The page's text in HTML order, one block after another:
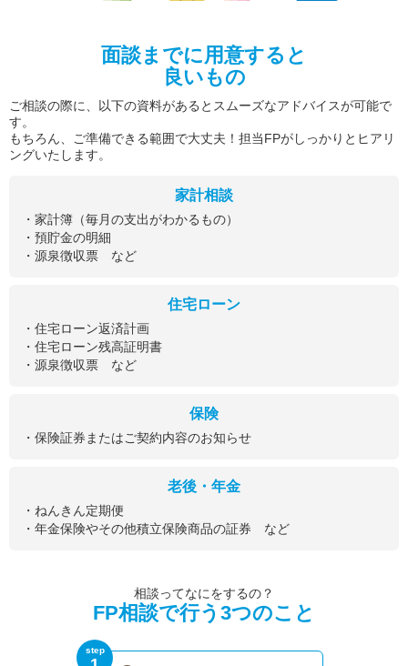
面談までに用意すると
良いもの
ご相談の際に、以下の資料があるとスムーズなアドバイスが可能で
す。
もちろん、ご準備できる範囲で大丈夫！担当FPがしっかりとヒアリ
ングいたします。
家計相談
・家計簿（毎月の支出がわかるもの）
・預貯金の明細
・源泉徴収票 など
住宅ローン
・住宅ローン返済計画
・住宅ローン残高証明書
・源泉徴収票 など
保険
・保険証券またはご契約内容のお知らせ
老後・年金
・ねんきん定期便
・年金保険やその他積立保険商品の証券 など
相談ってなにをするの？
FP相談で行う3つのこと
step